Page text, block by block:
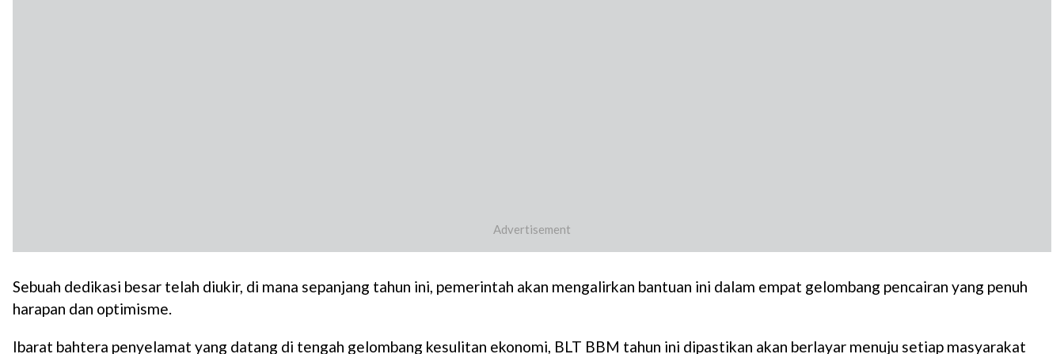
Sebuah dedikasi besar telah diukir, di mana sepanjang tahun ini, pemerintah akan mengalirkan bantuan ini dalam empat gelombang pencairan yang penuh
harapan dan optimisme.
Ibarat bahtera penyelamat yang datang di tengah gelombang kesulitan ekonomi, BLT BBM tahun ini dipastikan akan berlayar menuju setiap masyarakat